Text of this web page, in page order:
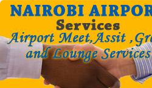
Airport Office, JKIA, Nairobi,
+254722324421
Site web
Nous